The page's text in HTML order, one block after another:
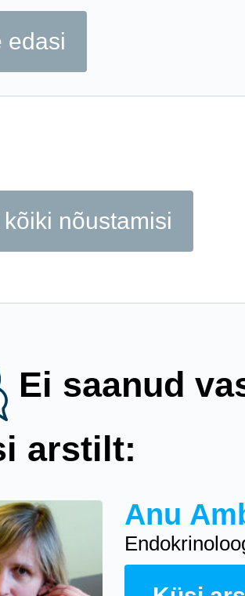
edasi
nõustamisi
Ei saanud
arstilt:
Anu